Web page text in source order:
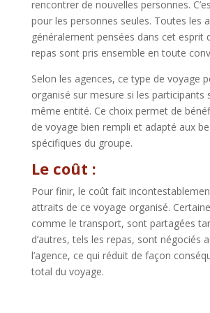
rencontrer de nouvelles personnes.
pour les personnes seules. Toutes les
généralement pensées dans cet esprit
repas sont pris ensemble en toute
Selon les agences, ce type de voyage
organisé sur mesure si les participants
même entité. Ce choix permet de
de voyage bien rempli et adapté aux
spécifiques du groupe.
Le coût :
Pour finir, le coût fait
attraits de ce voyage organisé.
comme le transport, sont partagées
d’autres, tels les repas, sont négociés
l’agence, ce qui réduit de façon
total du voyage.